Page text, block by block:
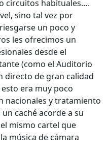
circuitos habituales….
sino tal vez por
un poco y
les ofrecimos un
desde el
(como el Auditorio
directo de gran calidad
era muy poco
nacionales y tratamiento
caché acorde a su
mismo cartel que
música de cámara